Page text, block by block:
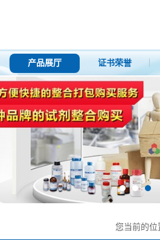
产品展厅 证书荣誉
您当前的位